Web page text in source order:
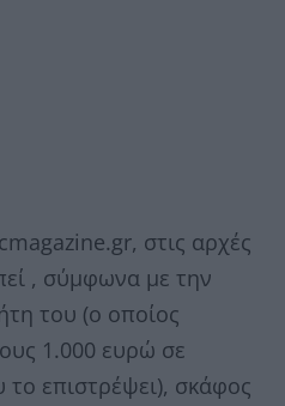
στις αρχές
, σύμφωνα με την
του (ο οποίος
1.000 ευρώ σε
το επιστρέψει), σκάφος